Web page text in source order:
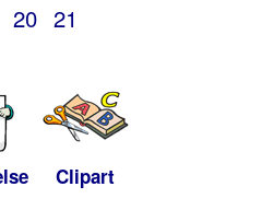
20 21
Clipart